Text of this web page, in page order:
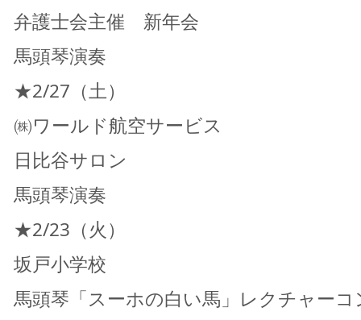
弁護士会主催 新年会
馬頭琴演奏
★2/27（土）
㈱ワールド航空サービス
日比谷サロン
馬頭琴演奏
★2/23（火）
坂戸小学校
馬頭琴「スーホの白い馬」レクチャー